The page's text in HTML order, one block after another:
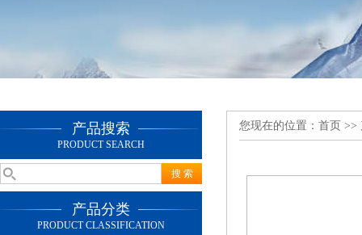
产品搜索
PRODUCT SEARCH
产品分类
PRODUCT CLASSIFICATION
您现在的位置： 首页 >>